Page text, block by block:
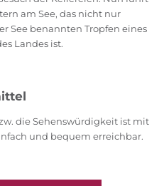
am See, das nicht nur
See benannten Tropfen eines
Landes ist.
die Sehenswürdigkeit ist mit
und bequem erreichbar.